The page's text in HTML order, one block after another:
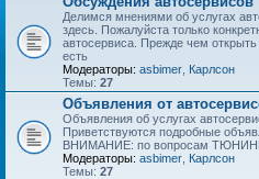
Делимся мнениями об услугах
здесь. Пожалуйста только
автосервиса. Прежде чем
есть
Модераторы: asbimer Карлсон
Темы: 27
Объявления от
Объявления об услугах
Приветствуются подробные
ВНИМАНИЕ: по вопросам
Модераторы: asbimer Карлсон
Темы: 27